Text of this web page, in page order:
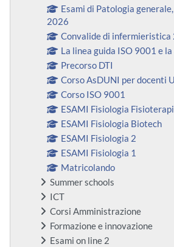
Esami di Patologia
2026
Convalide di infermieristica
La linea guida ISO 9001 e
Precorso DTI
Corso AsDUNI per docenti
Corso ISO 9001
ESAMI Fisiologia
ESAMI Fisiologia Biotech
ESAMI Fisiologia 2
ESAMI Fisiologia 1
Matricolando
Summer schools
ICT
Corsi Amministrazione
Formazione e innovazione
Esami on line 2